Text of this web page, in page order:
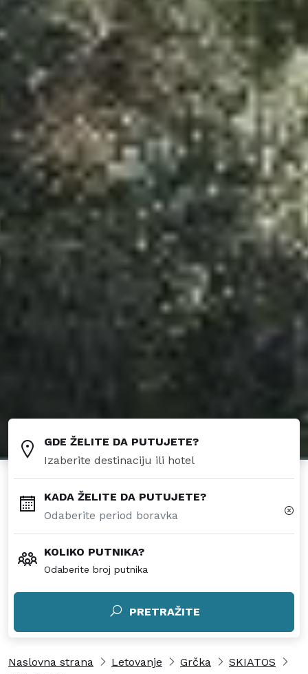
GDE ŽELITE DA PUTUJETE?
KADA ŽELITE DA PUTUJETE?
KOLIKO PUTNIKA?
Odaberite broj putnika
PRETRAŽITE
Naslovna strana Letovanje Grčka
SKIATOS